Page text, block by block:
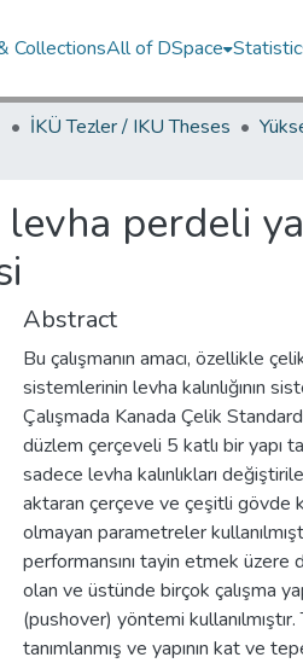
CollectionsAll of DSpace
İKÜ Tezler / IKU Theses
perdeli
Abstract
Bu çalışmanın amacı, özellikle
sistemlerinin levha kalınlığının
Çalışmada Kanada Çelik
düzlem çerçeveli 5 katlı bir yapı
sadece levha kalınlıkları
aktaran çerçeve ve çeşitli gövde
olmayan parametreler
performansını tayin etmek
olan ve üstünde birçok çalışma
(pushover) yöntemi kullanılmıştır.
tanımlanmış ve yapının kat ve